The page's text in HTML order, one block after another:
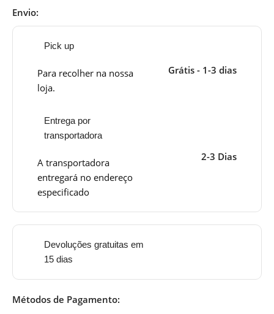
Envio:
Pick up
Para recolher na nossa
loja.
Grátis - 1-3 dias
Entrega por
transportadora
A transportadora
entregará no endereço
especificado
2-3 Dias
Devoluções gratuitas em
15 dias
Métodos de Pagamento: